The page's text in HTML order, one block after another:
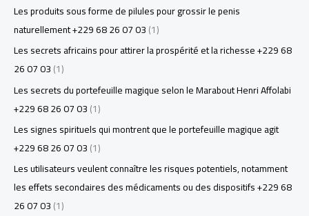
Les produits sous forme de pilules pour grossir le penis
naturellement +229 68 26 07 03(1)
Les secrets africains pour attirer la prospérité et la richesse +229 68
26 07 03(1)
Les secrets du portefeuille magique selon le Marabout Henri Affolabi
+229 68 26 07 03(1)
Les signes spirituels qui montrent que le portefeuille magique agit
+229 68 26 07 03(1)
Les utilisateurs veulent connaître les risques potentiels, notamment
les effets secondaires des médicaments ou des dispositifs +229 68
26 07 03(1)